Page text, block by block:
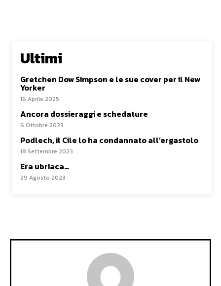
Ultimi
Gretchen Dow Simpson e le sue cover per il New
Yorker
16 Aprile 2025
Ancora dossieraggi e schedature
6 Ottobre 2023
Podlech, il Cile lo ha condannato all’ergastolo
18 Settembre 2023
Era ubriaca…
29 Agosto 2023